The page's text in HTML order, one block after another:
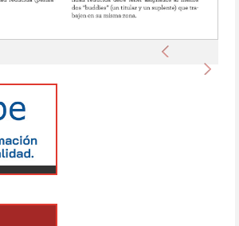
Anterior